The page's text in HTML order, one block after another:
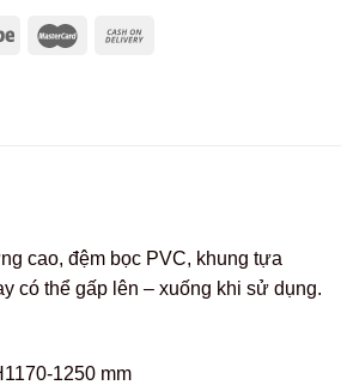
cao, đệm bọc PVC, khung tựa
có thể gấp lên – xuống khi sử dụng.
1250 mm